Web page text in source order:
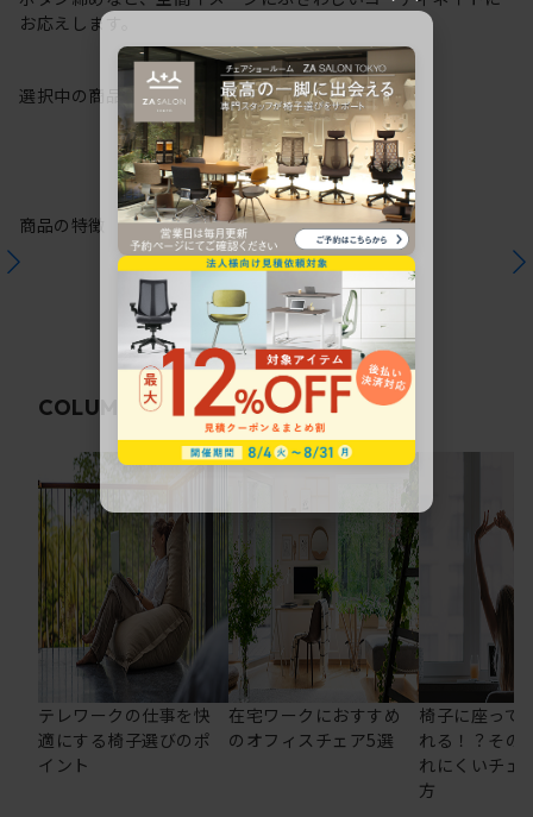
お応えします。
選択中の商品情報保証 注意事項
商品の特徴
COLUMN 関連コラム
テレワークの仕事を快
適にする椅子選びのポ
イント
在宅ワークにおすすめ
のオフィスチェア5選
椅子に座って
れる！？その
れにくいチェ
方